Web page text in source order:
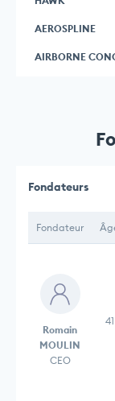
AEROSPLINE
AIRBORNE
Fondateurs
Fondateur
Romain
MOULIN
CEO
41